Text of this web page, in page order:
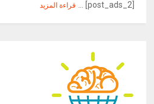
قراءة المزيد